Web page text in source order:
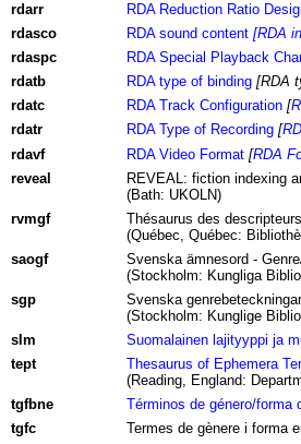
rdarr
RDA Reduction Ratio
rdasco
RDA sound content [RDA
rdaspc
RDA Special Playback
rdatb
RDA type of binding [RDA
rdatc
RDA Track Configuration [
rdatr
RDA Type of Recording [
rdavf
RDA Video Format [RDA
reveal
REVEAL: fiction indexing
(Bath: UKOLN)
rvmgf
Thésaurus des
(Québec, Québec:
saogf
Svenska ämnesord -
(Stockholm: Kungliga
sgp
Svenska
(Stockholm: Kunglige
slm
Suomalainen lajityyppi ja
tept
Thesaurus of Ephemera
(Reading, England:
tgfbne
Términos de género/forma
tgfc
Termes de gènere i forma